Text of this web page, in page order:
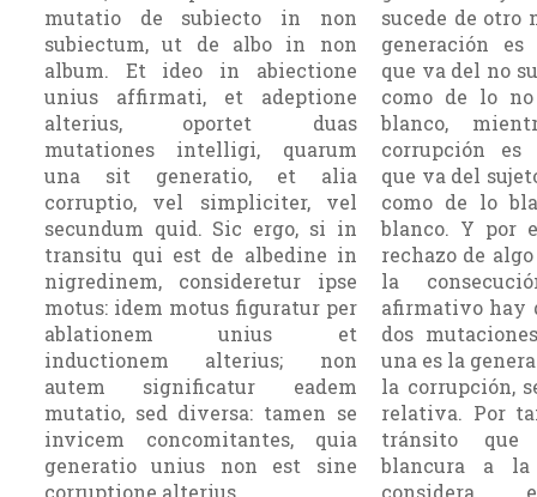
mutatio de subiecto in non
subiectum, ut de albo in non
album. Et ideo in abiectione
unius affirmati, et adeptione
alterius, oportet duas
mutationes intelligi, quarum
una sit generatio, et alia
corruptio, vel simpliciter, vel
secundum quid. Sic ergo, si in
transitu qui est de albedine in
nigredinem, consideretur ipse
motus: idem motus figuratur per
ablationem unius et
inductionem alterius; non
autem significatur eadem
mutatio, sed diversa: tamen se
invicem concomitantes, quia
generatio unius non est sine
corruptione alterius.
sucede de otro
generación
que va del no
como de lo
blanco,
corrupción es
que va del
como de lo
blanco. Y por
rechazo de
la
afirmativo hay
dos
una es la
la corrupción,
relati­va. Por
tránsito
blancura a
considera